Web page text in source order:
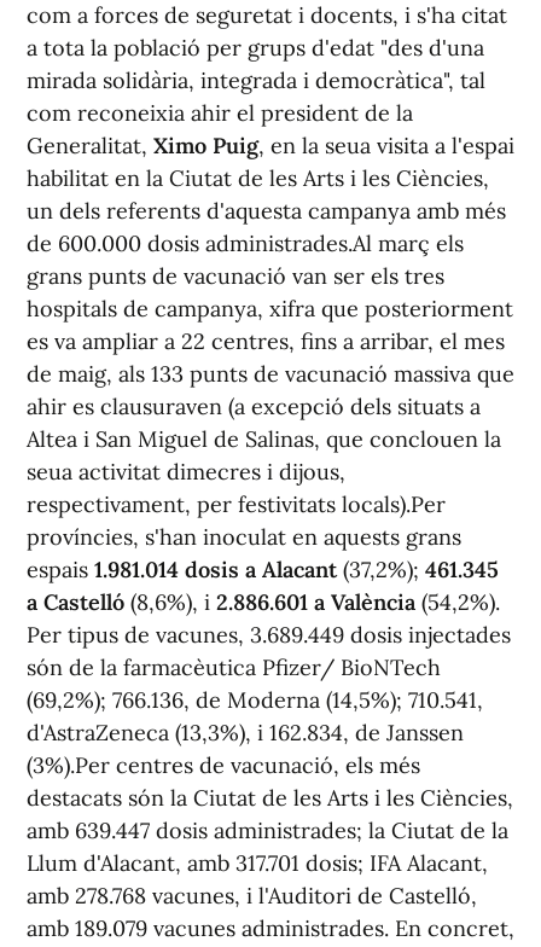
com a forces de seguretat i docents, i s'ha citat
a tota la població per grups d'edat "des d'una
mirada solidària, integrada i democràtica", tal
com reconeixia ahir el president de la
Generalitat, Ximo Puig, en la seua visita a l'espai
habilitat en la Ciutat de les Arts i les Ciències,
un dels referents d'aquesta campanya amb més
de 600.000 dosis administrades.Al març els
grans punts de vacunació van ser els tres
hospitals de campanya, xifra que posteriorment
es va ampliar a 22 centres, fins a arribar, el mes
de maig, als 133 punts de vacunació massiva que
ahir es clausuraven (a excepció dels situats a
Altea i San Miguel de Salinas, que conclouen la
seua activitat dimecres i dijous,
respectivament, per festivitats locals).Per
províncies, s'han inoculat en aquests grans
espais 1.981.014 dosis a Alacant(37,2%); 461.345
a Castelló (8,6%), i 2.886.601 a València (54,2%).
Per tipus de vacunes, 3.689.449 dosis injectades
són de la farmacèutica Pfizer/ BioNTech
(69,2%); 766.136, de Moderna (14,5%); 710.541,
d'AstraZeneca (13,3%), i 162.834, de Janssen
(3%).Per centres de vacunació, els més
destacats són la Ciutat de les Arts i les Ciències,
amb 639.447 dosis administrades; la Ciutat de la
Llum d'Alacant, amb 317.701 dosis; IFA Alacant,
amb 278.768 vacunes, i l'Auditori de Castelló,
amb 189.079 vacunes administrades. En concret,